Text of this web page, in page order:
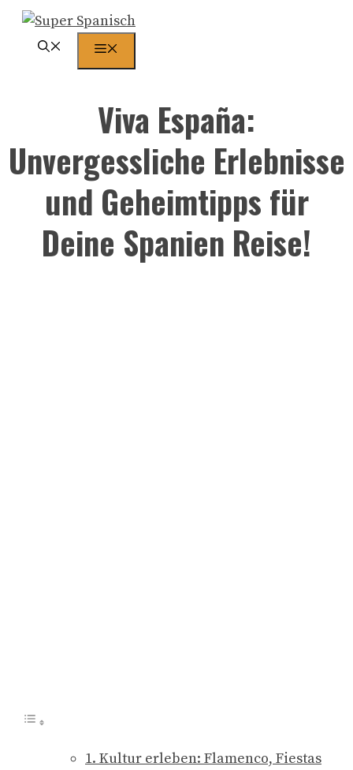
Zum
Inhalt
Viva España:
Unvergessliche Erlebnisse
und Geheimtipps für
Deine Spanien Reise!
1. Kultur erleben: Flamenco, Fiestas